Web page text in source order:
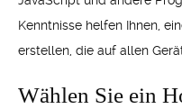
Kenntnisse helfen Ihnen,
erstellen, die auf allen
Wählen Sie ein